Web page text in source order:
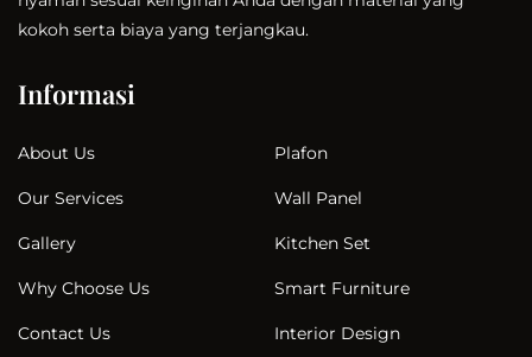
kokoh serta biaya yang terjangkau.
Informasi
About Us
Our Services
Gallery
Why Choose Us
Contact Us
Plafon
Wall Panel
Kitchen Set
Smart Furniture
Interior Design